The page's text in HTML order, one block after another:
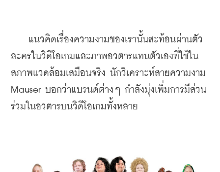
แนวคิดเรื่องความงามของเรานั้นสะท้อนผ่านตัว
ละครในวิดีโอเกมและภาพอวตารแทนตัวเองที่ใช้ใน
สภาพแวดล้อมเสมือนจริง นักวิเคราะห์สายความงาม
Mauser บอกว่าแบรนด์ต่างๆ กำลังมุ่งเพิ่มการมีส่วน
ร่วมในอวตารบนวิดีโอเกมทั้งหลาย